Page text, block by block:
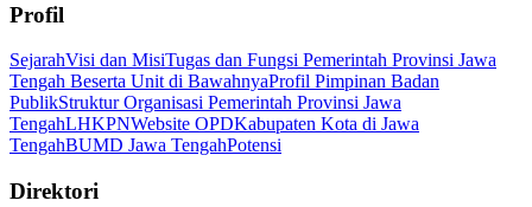
Profil
SejarahVisi dan MisiTugas dan Fungsi Pemerintah Provinsi Jawa
Tengah Beserta Unit di BawahnyaProfil Pimpinan Badan
PublikStruktur Organisasi Pemerintah Provinsi Jawa
TengahLHKPNWebsite OPDKabupaten Kota di Jawa
TengahBUMD Jawa TengahPotensi
Direktori